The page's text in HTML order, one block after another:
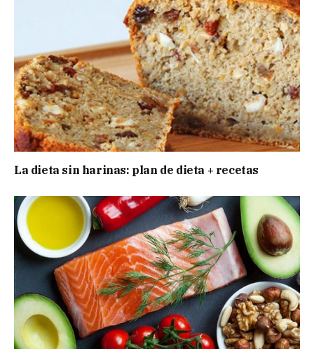
La dieta sin harinas: plan de dieta + recetas